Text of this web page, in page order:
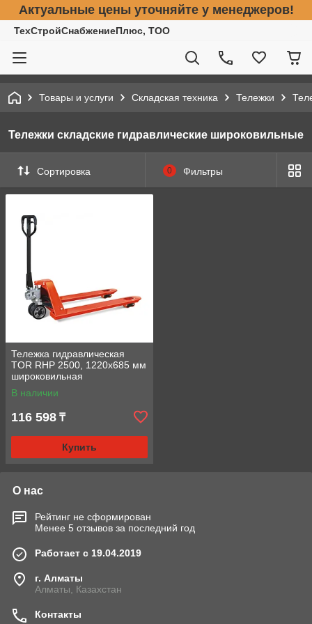
Актуальные цены уточняйте у менеджеров!
ТехСтройСнабжениеПлюс, ТОО
Товары и услуги Складская техника Тележки
Тележки складские гидравлические широковильные
Сортировка 0 Фильтры
Тележка гидравлическая
TOR RHP 2500, 1220х685 мм
широковильная
полиуретановые колеса
В наличии
116 598 ₸
Купить
О нас
Рейтинг не сформирован
Менее 5 отзывов за последний год
Работает с 19.04.2019
г. Алматы
Алматы, Казахстан
Контакты